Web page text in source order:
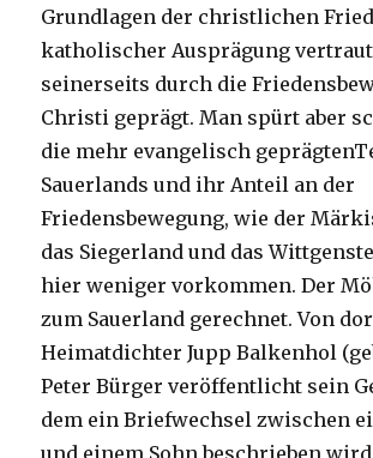
Grundlagen der christlichen
katholischer Ausprägung
seinerseits durch die
Christi geprägt. Man spürt aber
die mehr evangelisch
Sauerlands und ihr Anteil an der
Friedensbewegung, wie der
das Siegerland und das
hier weniger vorkommen. Der
zum Sauerland gerechnet. Von
Heimatdichter Jupp Balkenhol
Peter Bürger veröffentlicht sein
dem ein Briefwechsel zwischen